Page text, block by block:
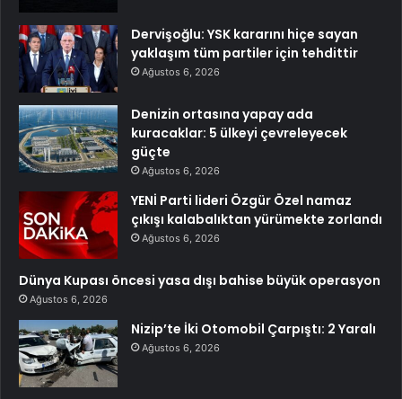
Dervişoğlu: YSK kararını hiçe sayan
yaklaşım tüm partiler için tehdittir
Ağustos 6, 2026
Denizin ortasına yapay ada
kuracaklar: 5 ülkeyi çevreleyecek
güçte
Ağustos 6, 2026
YENİ Parti lideri Özgür Özel namaz
çıkışı kalabalıktan yürümekte zorlandı
Ağustos 6, 2026
Dünya Kupası öncesi yasa dışı bahise büyük operasyon
Ağustos 6, 2026
Nizip’te İki Otomobil Çarpıştı: 2 Yaralı
Ağustos 6, 2026